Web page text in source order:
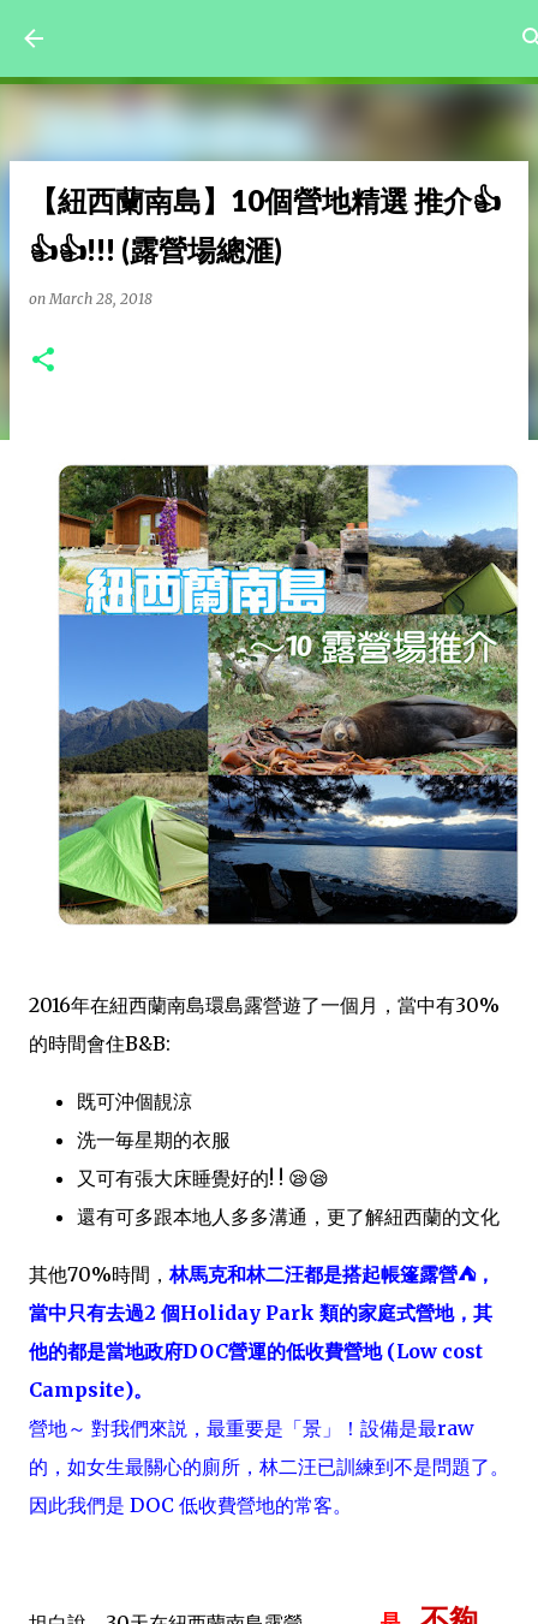
【紐西蘭南島】10個營地精選 推介👍
👍👍!!! (露營場總滙)
onMarch 28, 2018
2016年在紐西蘭南島環島露營遊了一個月，當中有30%
的時間會住B&B:
既可沖個靚涼
洗一毎星期的衣服
又可有張大床睡覺好的! ! 😪😪
還有可多跟本地人多多溝通，更了解紐西蘭的文化
其他70%時間，林馬克和林二汪都是搭起帳篷露營⛺，
當中只有去過2 個Holiday Park 類的家庭式營地，其
他的都是當地政府DOC營運的低收費營地 (Low cost
Campsite)。
營地～ 對我們來説，最重要是「景」！設備是最raw
的，如女生最關心的廁所，林二汪已訓練到不是問題了。
因此我們是 DOC 低收費營地的常客。